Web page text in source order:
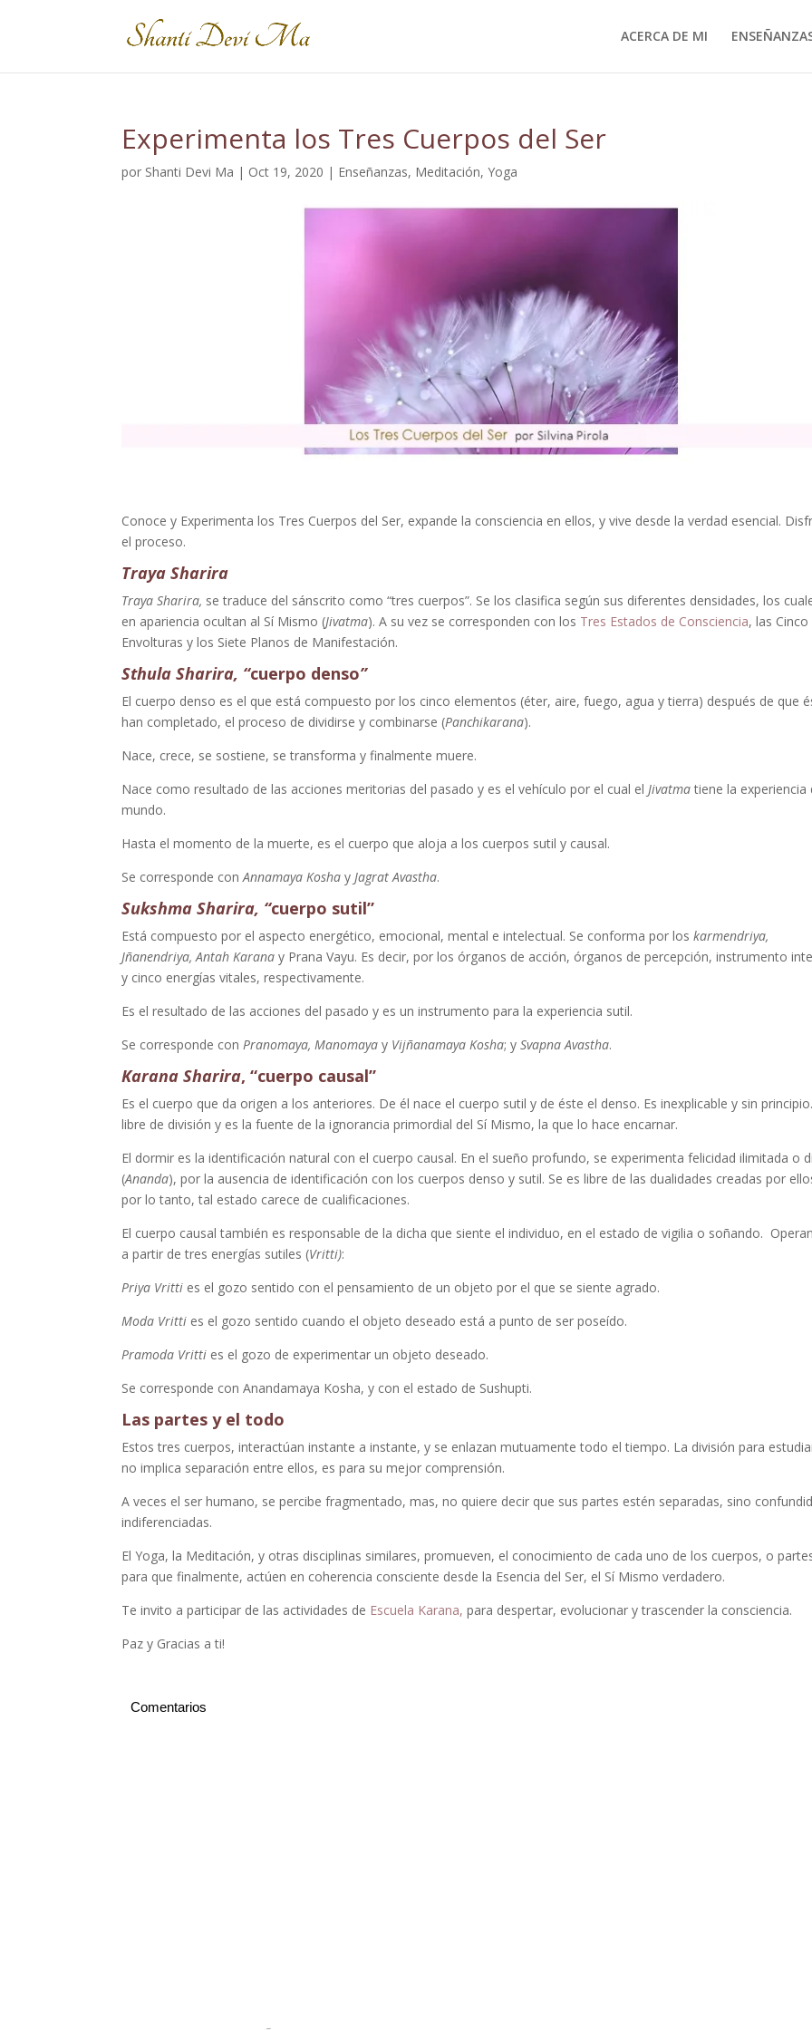
ACERCA DE MI
Experimenta los Tres Cuerpos del Ser
por Shanti Devi Ma | Oct 19, 2020 | Enseñanzas, Meditación,Yoga
Conoce y Experimenta los Tres Cuerpos del Ser, expande la consciencia en ellos, y vive desde la verdad esencial.
el proceso.
Traya Sharira
Traya Sharira, se traduce del sánscrito como “tres cuerpos”. Se los clasifica según sus diferentes densidades, los
en apariencia ocultan al Sí Mismo (Jivatma). A su vez se corresponden con los Tres Estados de Consciencia, las Cinco
Envolturas y los Siete Planos de Manifestación.
Sthula Sharira, “cuerpo denso”
El cuerpo denso es el que está compuesto por los cinco elementos (éter, aire, fuego, agua y tierra) después de que
han completado, el proceso de dividirse y combinarse (Panchikarana).
Nace, crece, se sostiene, se transforma y finalmente muere.
Nace como resultado de las acciones meritorias del pasado y es el vehículo por el cual elJivatmatiene la experiencia
mundo.
Hasta el momento de la muerte, es el cuerpo que aloja a los cuerpos sutil y causal.
Se corresponde conAnnamaya Kosha yJagrat Avastha.
Sukshma Sharira, “cuerpo sutil”
Está compuesto por el aspecto energético, emocional, mental e intelectual. Se conforma por loskarmendriya,
Jñanendriya, Antah Karana y Prana Vayu. Es decir, por los órganos de acción, órganos de percepción, instrumento
y cinco energías vitales, respectivamente.
Es el resultado de las acciones del pasado y es un instrumento para la experiencia sutil.
Se corresponde conPranomaya, Manomayay Vijñanamaya Kosha; ySvapna Avastha.
Karana Sharira, “cuerpo causal”
Es el cuerpo que da origen a los anteriores. De él nace el cuerpo sutil y de éste el denso. Es inexplicable y sin
libre de división y es la fuente de la ignorancia primordial del Sí Mismo, la que lo hace encarnar.
El dormir es la identificación natural con el cuerpo causal. En el sueño profundo, se experimenta felicidad ilimitada o
(Ananda), por la ausencia de identificación con los cuerpos denso y sutil. Se es libre de las dualidades creadas por
por lo tanto, tal estado carece de cualificaciones.
El cuerpo causal también es responsable de la dicha que siente el individuo, en el estado de vigilia o soñando.
a partir de tres energías sutiles (Vritti):
Priya Vritti es el gozo sentido con el pensamiento de un objeto por el que se siente agrado.
Moda Vritti es el gozo sentido cuando el objeto deseado está a punto de ser poseído.
Pramoda Vritti es el gozo de experimentar un objeto deseado.
Se corresponde con Anandamaya Kosha, y con el estado de Sushupti.
Las partes y el todo
Estos tres cuerpos, interactúan instante a instante, y se enlazan mutuamente todo el tiempo. La división para
no implica separación entre ellos, es para su mejor comprensión.
A veces el ser humano, se percibe fragmentado, mas, no quiere decir que sus partes estén separadas, sino
indiferenciadas.
El Yoga, la Meditación, y otras disciplinas similares, promueven, el conocimiento de cada uno de los cuerpos, o
para que finalmente, actúen en coherencia consciente desde la Esencia del Ser, el Sí Mismo verdadero.
Te invito a participar de las actividades de Escuela Karana, para despertar, evolucionar y trascender la consciencia.
Paz y Gracias a ti!
Comentarios